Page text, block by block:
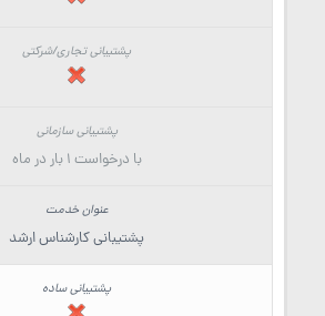
با درخواست 1 بار در ماه
پشتیبانی کارشناس ارشد